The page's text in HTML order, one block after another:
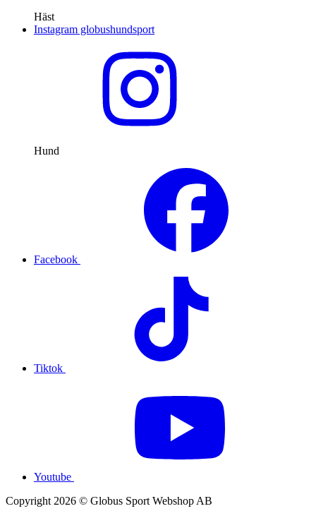
Häst
Instagram globushundsport
Hund
Facebook
Tiktok
Youtube
Copyright 2026 © Globus Sport Webshop AB